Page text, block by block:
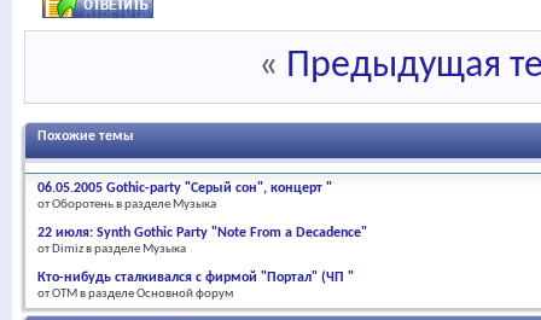
« Предыдущая
Похожие темы
06.05.2005 Gothic-party "Серый сон", концерт "
от Оборотень в разделе Музыка
22 июля: Synth Gothic Party "Note From a Decadence"
от Dimiz в разделе Музыка
Кто-нибудь сталкивался с фирмой "Портал" (ЧП "
от OTM в разделе Основной форум